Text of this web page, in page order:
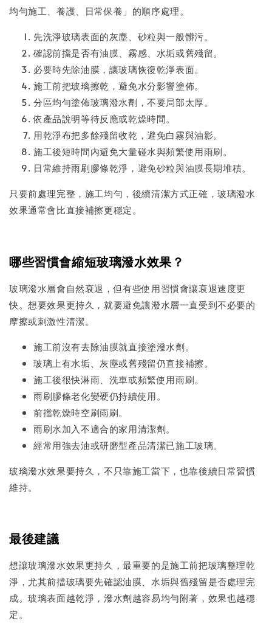
均勻施工、養護、日常保養」的順序處理。
先洗淨玻璃表面的灰塵、砂粒與一般髒污。
確認前擋是否有油膜、霧感、水垢或舊殘留。
必要時先除油膜，讓玻璃恢復乾淨表面。
施工前把玻璃擦乾，避免水分影響塗佈。
分區均勻塗佈玻璃潑水劑，不要局部太厚。
依產品說明等待反應或乾燥時間。
用乾淨布把多餘殘留收乾，避免白霧與油影。
施工後短時間內避免大量碰水與頻繁使用雨刷。
日常維持雨刷膠條乾淨，避免砂粒與油膜長期堆積。
只要前處理完整，施工均勻，後續清潔方式正確，玻璃潑水
效果通常會比直接補擦更穩定。
哪些習慣會縮短玻璃潑水效果？
玻璃潑水層會自然衰退，但有些使用習慣會讓衰退速度更
快。想要效果更持久，就要避免讓潑水層一直受到不必要的
摩擦或刺激性清潔。
施工前沒有去除油膜就直接塗潑水劑。
玻璃上有水垢、灰塵或舊殘留仍直接補擦。
施工後很快淋雨、洗車或頻繁使用雨刷。
雨刷膠條老化變硬仍持續使用。
前擋乾燥時空刷雨刷。
雨刷水加入不適合的家用清潔劑。
經常用強去油或研磨型產品清潔已施工玻璃。
玻璃潑水效果要持久，不只靠施工當下，也靠後續日常習慣
維持。
最後建議
想讓玻璃潑水效果更持久，最重要的是施工前把玻璃整理乾
淨，尤其前擋玻璃要先確認油膜、水垢與舊殘留是否處理完
成。玻璃表面越乾淨，潑水劑越容易均勻附著，效果也越穩
定。